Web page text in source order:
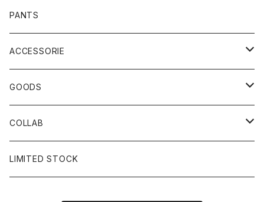
PANTS
ACCESSORIE
CAP
BUCKET HAT
SOCKS
GOODS
STICKER
GLASS
COLLAB
×岩井ジョニ男
LIMITED STOCK